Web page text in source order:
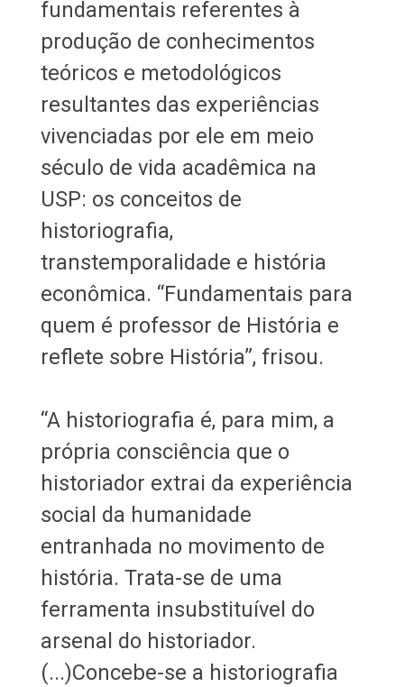
fundamentais referentes à
produção de conhecimentos
teóricos e metodológicos
resultantes das experiências
vivenciadas por ele em meio
século de vida acadêmica na
USP: os conceitos de
historiografia,
transtemporalidade e história
econômica. “Fundamentais para
quem é professor de História e
reflete sobre História”, frisou.
“A historiografia é, para mim, a
própria consciência que o
historiador extrai da experiência
social da humanidade
entranhada no movimento de
história. Trata-se de uma
ferramenta insubstituível do
arsenal do historiador.
(...)Concebe-se a historiografia